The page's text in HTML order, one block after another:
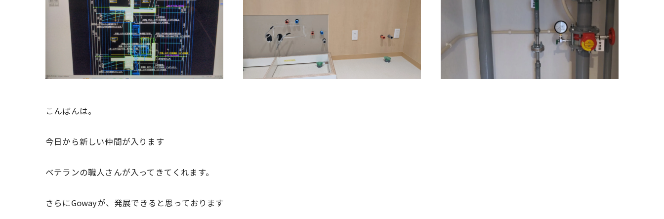
こんばんは。
今日から新しい仲間が入ります
ベテランの職人さんが入ってきてくれます。
さらにGowayが、発展できると思っております